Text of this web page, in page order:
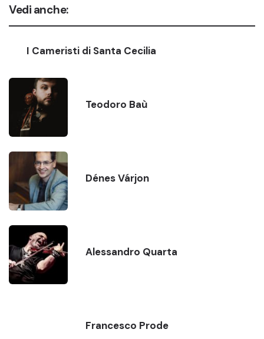
Vedi anche:
I Cameristi di Santa Cecilia
Teodoro Baù
Dénes Várjon
Alessandro Quarta
Francesco Prode